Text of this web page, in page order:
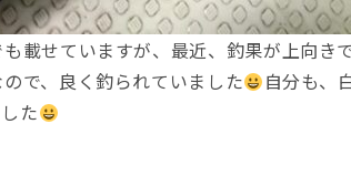
載せていますが、最近、釣果が上向き
で、良く釣られていました
自分も、
た